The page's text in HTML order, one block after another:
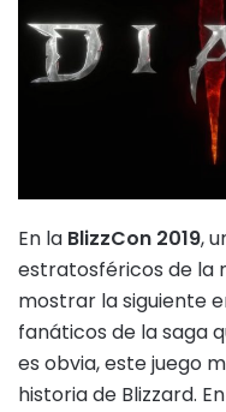
En la BlizzCon 2019,
estratosféricos de la
mostrar la siguiente
fanáticos de la saga
es obvia, este juego
historia de Blizzard.